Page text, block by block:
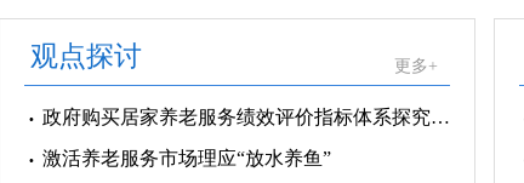
观点探讨 更多+
政府购买居家养老服务绩效评价指标体系探究（上）
激活养老服务市场理应“放水养鱼”